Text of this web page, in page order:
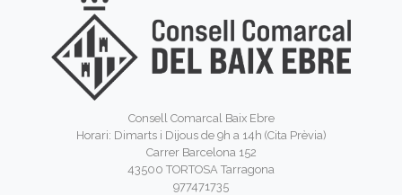
Consell Comarcal Baix Ebre
Horari: Dimarts i Dijous de 9h a 14h (Cita Prèvia)
Carrer Barcelona 152
43500 TORTOSA Tarragona
977471735